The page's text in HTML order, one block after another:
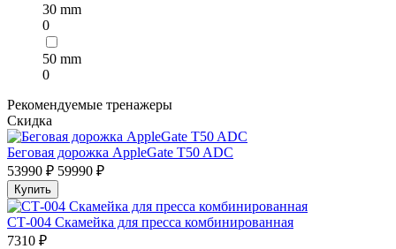
30 mm
0
50 mm
0
Рекомендуемые тренажеры
Скидка
Беговая дорожка AppleGate T50 ADC
53990 ₽ 59990 ₽
Купить
СТ-004 Скамейка для пресса комбинированная
7310 ₽